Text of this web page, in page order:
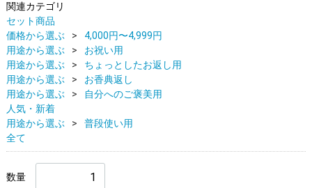
関連カテゴリ
セット商品
価格から選ぶ
4,000円〜4,999円
用途から選ぶ
お祝い用
用途から選ぶ
ちょっとしたお返し用
用途から選ぶ
お香典返し
用途から選ぶ
自分へのご褒美用
人気・新着
用途から選ぶ
普段使い用
全て
数量